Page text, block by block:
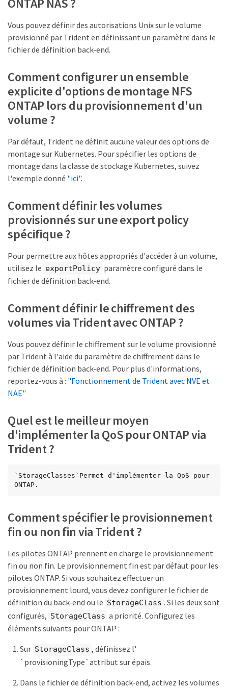
ONTAP NAS ?
Vous pouvez définir des autorisations Unix sur le volume
provisionné par Trident en définissant un paramètre dans le
fichier de définition back-end.
Comment configurer un ensemble
explicite d'options de montage NFS
ONTAP lors du provisionnement d'un
volume ?
Par défaut, Trident ne définit aucune valeur des options de
montage sur Kubernetes. Pour spécifier les options de
montage dans la classe de stockage Kubernetes, suivez
l'exemple donné "ici".
Comment définir les volumes
provisionnés sur une export policy
spécifique ?
Pour permettre aux hôtes appropriés d'accéder à un volume,
utilisez le exportPolicy paramètre configuré dans le
fichier de définition back-end.
Comment définir le chiffrement des
volumes via Trident avec ONTAP ?
Vous pouvez définir le chiffrement sur le volume provisionné
par Trident à l'aide du paramètre de chiffrement dans le
fichier de définition back-end. Pour plus d'informations,
reportez-vous à : "Fonctionnement de Trident avec NVE et
NAE"
Quel est le meilleur moyen
d'implémenter la QoS pour ONTAP via
Trident ?
`StorageClasses`Permet d'implémenter la QoS pour
ONTAP.
Comment spécifier le provisionnement
fin ou non fin via Trident ?
Les pilotes ONTAP prennent en charge le provisionnement
fin ou non fin. Le provisionnement fin est par défaut pour les
pilotes ONTAP. Si vous souhaitez effectuer un
provisionnement lourd, vous devez configurer le fichier de
définition du back-end ou le StorageClass . Si les deux sont
configurés, StorageClass a priorité. Configurez les
éléments suivants pour ONTAP :
Sur StorageClass , définissez l'
`provisioningType`attribut sur épais.
Dans le fichier de définition back-end, activez les volumes